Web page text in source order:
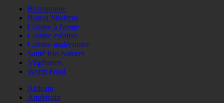
Bistronomie
Bistrot Moderne
Cuisine à l'azote
Cuisine créative
Cuisine moléculaire
Santé Bio Naturel
Végétarien
World Food
Africain
Américain